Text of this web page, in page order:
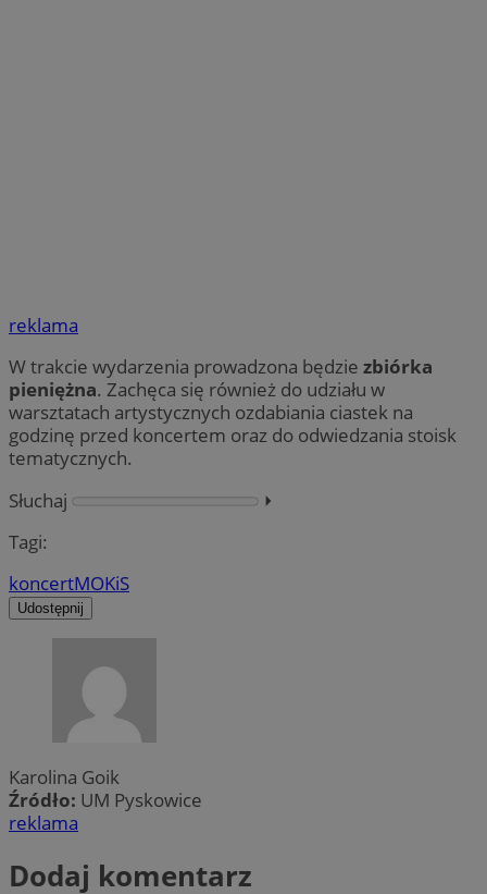
reklama
W trakcie wydarzenia prowadzona będzie zbiórka
pieniężna. Zachęca się również do udziału w
warsztatach artystycznych ozdabiania ciastek na
godzinę przed koncertem oraz do odwiedzania stoisk
tematycznych.
Słuchaj
⏵︎
Tagi:
koncertMOKiS
Udostępnij
Karolina Goik
Źródło: UM Pyskowice
reklama
Dodaj komentarz